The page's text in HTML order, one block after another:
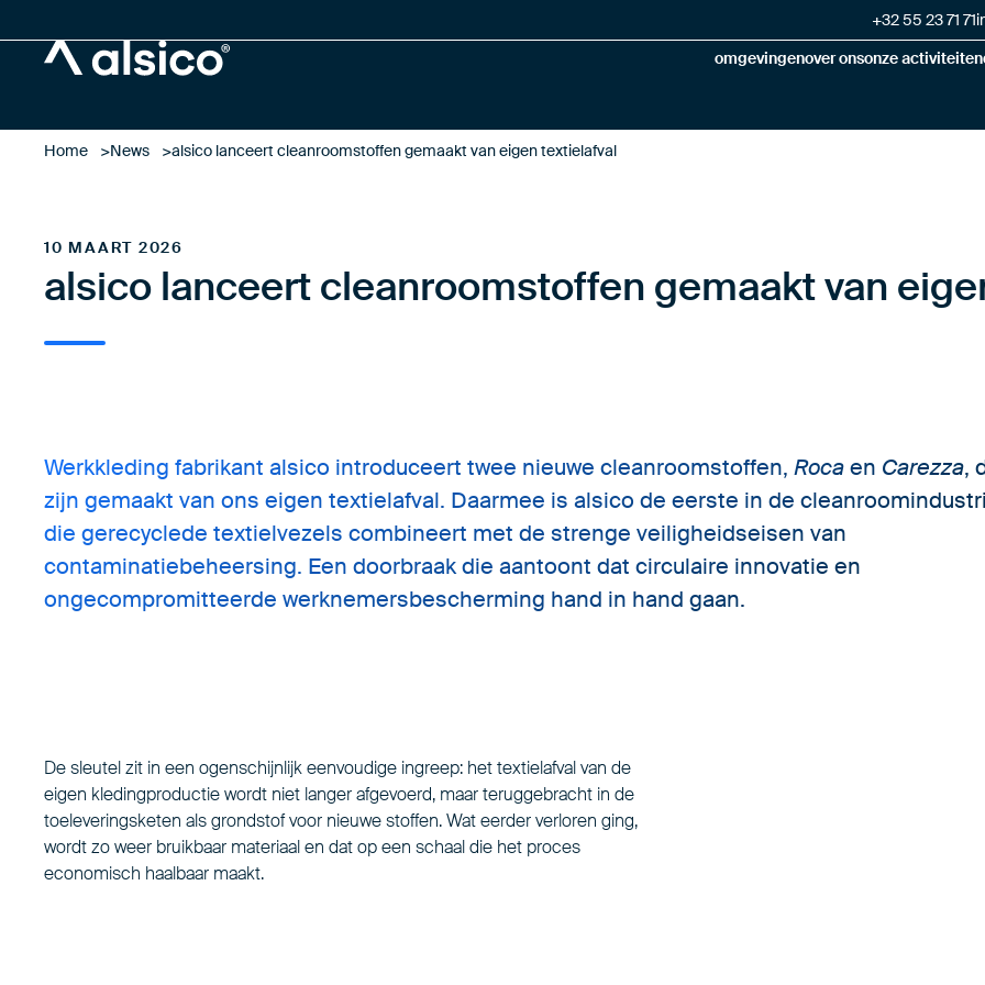
omgevingenover onsonze activiteiten
+32 55 23 71 71
Home News alsico lanceert cleanroomstoffen gemaakt van eigen textielafval
10 MAART 2026
alsico lanceert cleanroomstoffen gemaakt van
Werkkleding fabrikant alsico introduceert twee nieuwe cleanroomstoffen, Rocaen Carezza,
zijn gemaakt van ons eigen textielafval. Daarmee is alsico de eerste in de
die gerecyclede textielvezels combineert met de strenge veiligheidseisen van
contaminatiebeheersing. Een doorbraak die aantoont dat circulaire innovatie en
ongecompromitteerde werknemersbescherming hand in hand gaan.
De sleutel zit in een ogenschijnlijk eenvoudige ingreep: het textielafval van de
eigen kledingproductie wordt niet langer afgevoerd, maar teruggebracht in de
toeleveringsketen als grondstof voor nieuwe stoffen. Wat eerder verloren ging,
wordt zo weer bruikbaar materiaal en dat op een schaal die het proces
economisch haalbaar maakt.